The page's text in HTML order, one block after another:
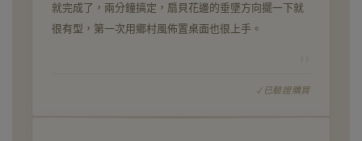
就完成了，兩分鐘搞定，扇貝花邊的垂墜方向擺一下就
很有型，第一次用鄉村風佈置桌面也很上手。
已驗證購買